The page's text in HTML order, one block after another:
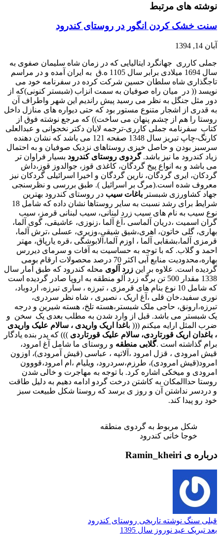
نوشته های مرتبط
سنت خشک کردن انگور در روستای کندرود
آبان 14, 1394
جملی کارری جهانگرد ایتالیایی که در زمان شاه سلیمان صفوی به
سال 1694 میلادی برابر سال 1105 ه.ق به ایران آمده و در مراسم
تاجگذاری شاه سلطان حسین شرکت کرده در سفرنامه خود می
نویسد (( در میان راه صوفیان به سمت انزاب (شبستر کنونی)که از
دور مثل جنگل به نظر می رسید پیش راندیم این شهر واطراف آن
به قدری از اشجار متنوع مستور بود که حتی دیواره های منازل داخل
روستا را هم از چشم پنهان می ساخت)) که مرجع نوشته فوق از
کتاب سفرنامه جملی کارری-ترجمه لایان دکتر نخجوانی و عبدالعلی
کارنگ-چاپ تبریز سال 1348 صفحه 121 می باشد که نشان دهنده
سرسبز بودن و حاصل خیزی روستاهای نزدیک صوفیان و به احتمال
زیاد کندرود ما نیز باشد.گردوی روستای کندرود بسیار فراوان تر
می باشد و به انواع پیخ گردگان، کاغذی قوز، جوالدوز قوز،داش
گردکان، ایری گردگان، نارین گردگان و اخیرا اسرائیلی گردکان نیز
معروف شده است.(مرگ بر اسرائیل ). طبق بررسی و نظرسنجی
جهاد کشاورزی شبستر باغات سیب در روستای کندرود بهترین
شرایط برای رشد نسبت به سایر روستاها نشان داده که شامل 18
نوع سیب به نام های سیب زرد لبنانی، سیب لبنانی قرمز، سیب
گران اسمیت ،دریان آلماسی ،آغ آلما ،زنوزی، عاشیقی، گوی آلما،
بهاری، گلی خاتون، اهری،شیق شیقی،وزیری، عسلی ،ترش آلما،
قرمزی آلما،بشقابی آلما ، اوزم آلما،آلابوشگی ،قره یارپاق، مهتر
احمد و گلاب. که با توجه به حساسیت به آفات و سرمای دیررس
بهاره،محدودیت منابع آبی اکثر 70 درصد محصولات ارقام بومی
گردیده است. علاوه بر این زرد آلوی محله کندرود که طبق آمار سال
1338 مقدار 500 تن برگه زرد آلو منطقه به اروپا صادر گردیده است
که شامل 10 نوع بنام های قرمزی ، تبرزه ، ساری تبرزه، اردوباد،
نوری سفید،خان قلی ،آغ اریک ، نصیری ، شاه نظر سردری،
تبرزه،ارونق، حاجی ملک شبستر،هسته تلخ، هسته شیرین و درجه
یک شبستر می باشد. قبل از وارد شدن به مطلب بعدی یک سخن و
ضرب المثل ارایه میکنم ((( باغدا اریک واریدی ، سالام علیک واریدی
، باغدان اریک قورتاردی، سالام علیک قورتاردی ))) که پدر بنده یادگار
برام گذاشته است .گلابی منطقه و روستای ما شامل آغ امرود،
قیش امرودی ، قزل امرود ،آلاتپه ، عباسی (قیش آمرودی)، اوزون
امرود(قیش امرودی)، طرزم،سردرود، ویلیام ،ام امرود،قووون
امرودی و میخکی اشاره کرد. با توجه به مهاجرت و خالی شدن
روستا حداالمکان به کاشتن درخت گردو ادامه دهیم به دلیل طاقت
و دردسر نداشتن آن و روز ی برسد که روستا شکل طبیعت سبز
خود رو پیدا کند.
شکل مربوط به گردوی منطقه
خوجا خانی کندرود
درباره ی Ramin_kheiri
قبلی سنگ نوشته تاریخی روستای کندرود
بعد تبریک عید نوروز سال 1395